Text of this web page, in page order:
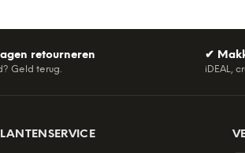
retourneren
Geld terug.
✔
iDEAL,